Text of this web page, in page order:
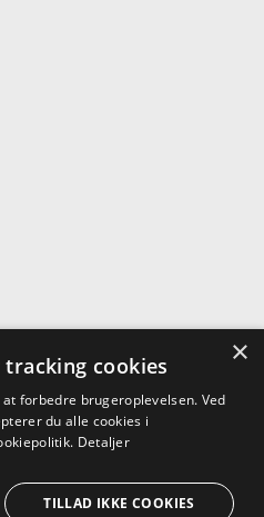
×
cookies
forbedre brugeroplevelsen. Ved
du alle cookies i
Detaljer
TILLAD IKKE COOKIES